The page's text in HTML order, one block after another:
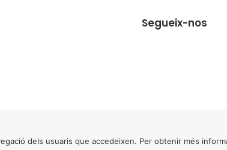
Segueix-nos
dels usuaris que accedeixen. Per obtenir més